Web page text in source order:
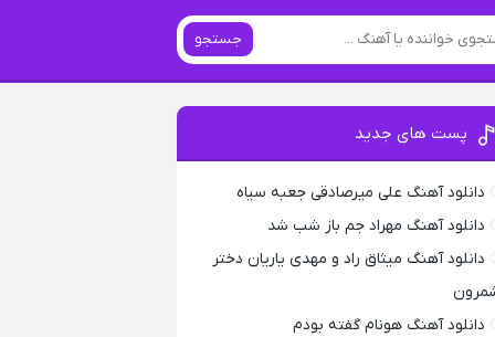
جستجو
پست های جدید
دانلود آهنگ علی میرصادقی جعبه سیاه
دانلود آهنگ مهراد جم باز شب شد
دانلود آهنگ میثاق راد و مهدی یاریان دختر
دانلود آهنگ هونام گفته بودم